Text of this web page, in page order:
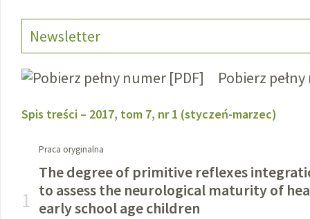
Newsletter
Pobierz
Spis treści – 2017, tom 7, nr 1 (styczeń-marzec)
1
Praca oryginalna
The degree of primitive reflexes
to assess the neurological maturity of
early school age children